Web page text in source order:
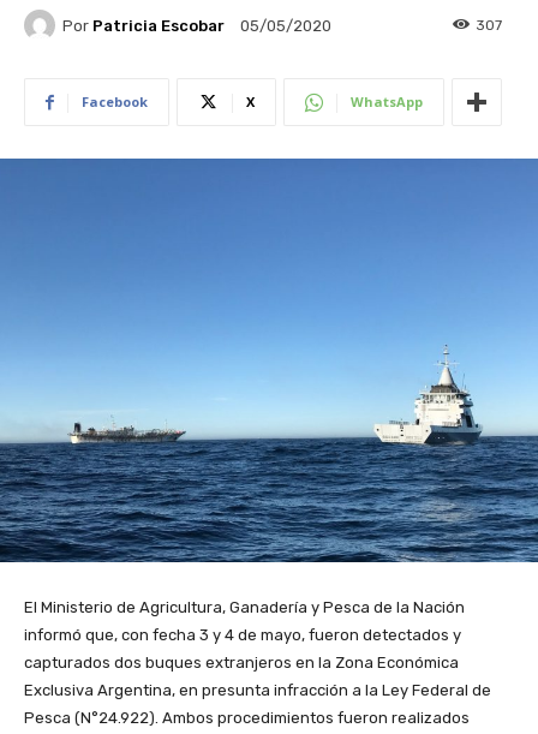
Por Patricia Escobar 05/05/2020 307
Facebook X WhatsApp
El Ministerio de Agricultura, Ganadería y Pesca de la Nación
informó que, con fecha 3 y 4 de mayo, fueron detectados y
capturados dos buques extranjeros en la Zona Económica
Exclusiva Argentina, en presunta infracción a la Ley Federal de
Pesca (N°24.922). Ambos procedimientos fueron realizados